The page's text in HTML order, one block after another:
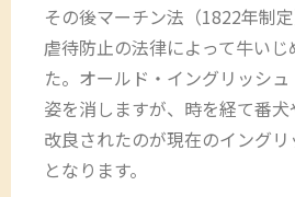
その後マーチン法（1822年制
虐待防止の法律によって牛い
た。オールド・イングリッシ
姿を消しますが、時を経て番
改良されたのが現在のイング
となります。